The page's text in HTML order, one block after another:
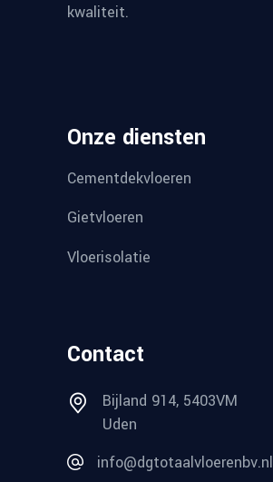
kwaliteit.
Onze diensten
Cementdekvloeren
Gietvloeren
Vloerisolatie
Contact
Bijland 914, 5403VM
Uden
info@dgtotaalvloerenbv.nl